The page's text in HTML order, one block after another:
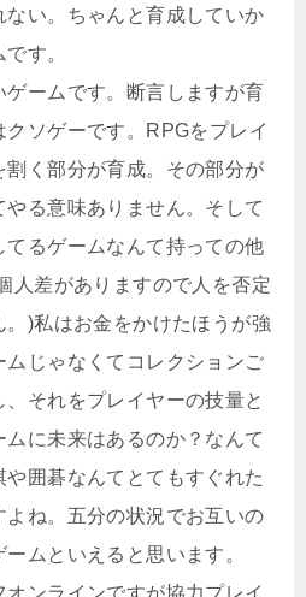
ない。ちゃんと育成していか
す。
ームです。断言しますが育
ソゲーです。RPGをプレイ
く部分が育成。その部分が
る意味ありません。そして
るゲームなんて持っての他
人差がありますので人を否定
)私はお金をかけたほうが強
ムじゃなくてコレクションご
それをプレイヤーの技量と
に未来はあるのか？なんて
囲碁なんてとてもすぐれた
ね。五分の状況でお互いの
ムといえると思います。
ンラインですが協力プレイ